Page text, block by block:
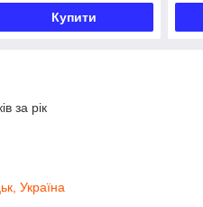
Купити
за рік
Україна